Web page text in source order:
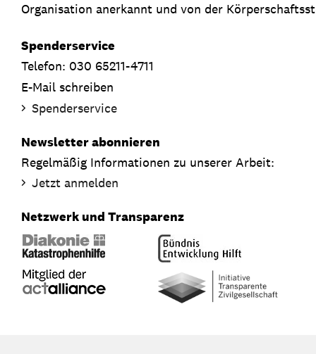
Organisation anerkannt und von der
Spenderservice
Telefon: 030 65211-4711
E-Mail schreiben
Spenderservice
Newsletter abonnieren
Regelmäßig Informationen zu unserer Arbeit:
Jetzt anmelden
Netzwerk und Transparenz